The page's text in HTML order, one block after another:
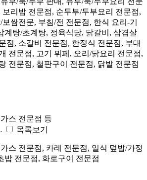
리밥 전문점, 순두부/두부요리 전문점,
쌈전문, 부침/전 전문점, 한식 요리-기
계탕/초계탕, 정육식당, 닭갈비, 삼겹살
점, 소갈비 전문점, 한정식 전문점, 부대
전문점, 고기 뷔페, 오리/닭요리 전문점,
전문점, 철판구이 전문점, 닭발 전문점
스 전문점 등
목록보기
스 전문점, 카레 전문점, 일식 덮밥/가정
밥 전문점, 화로구이 전문점